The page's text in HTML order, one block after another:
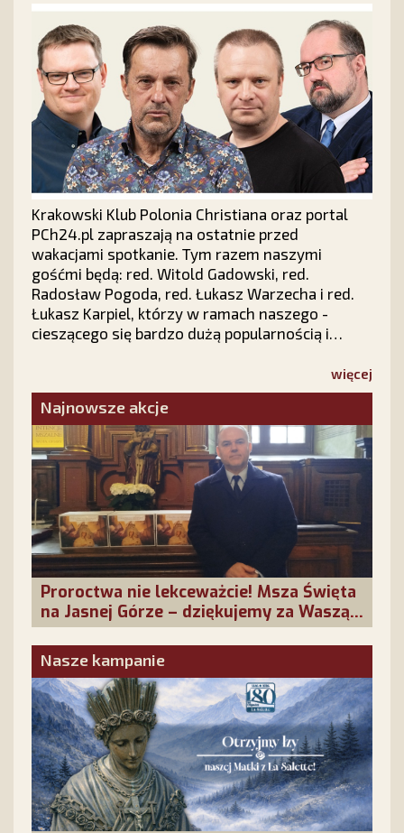
Krakowski Klub Polonia Christiana oraz portal
PCh24.pl zapraszają na ostatnie przed
wakacjami spotkanie. Tym razem naszymi
gośćmi będą: red. Witold Gadowski, red.
Radosław Pogoda, red. Łukasz Warzecha i red.
Łukasz Karpiel, którzy w ramach naszego -
cieszącego się bardzo dużą popularnością i
Prosty PLUS" z udziałem publiczności dokonają
politycznego podsumowania pierwszych sześciu
miesięcy 2026 roku.
więcej
Najnowsze akcje
Proroctwa nie lekceważcie! Msza Święta
na Jasnej Górze – dziękujemy za Waszą
obecność!
Nasze kampanie